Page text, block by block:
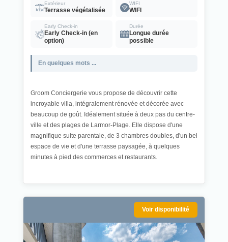
Extérieur
Terrasse végétalisée
WIFI
WIFI
Early Check-in
Early Check-in (en
option)
Durée
Longue durée
possible
En quelques mots ...
Groom Conciergerie vous propose de découvrir cette
incroyable villa, intégralement rénovée et décorée avec
beaucoup de goût. Idéalement située à deux pas du centre-
ville et des plages de Larmor-Plage. Elle dispose d'une
magnifique suite parentale, de 3 chambres doubles, d'un bel
espace de vie et d'une terrasse paysagée, à quelques
minutes à pied des commerces et restaurants.
Voir disponibilité